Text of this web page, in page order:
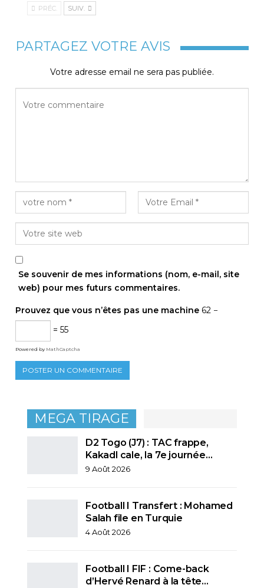
PRÉC. SUIV.
PARTAGEZ VOTRE AVIS
Votre adresse email ne sera pas publiée.
Se souvenir de mes informations (nom, e-mail, site
web) pour mes futurs commentaires.
Prouvez que vous n’êtes pas une machine 62 −
= 55
Powered by MathCaptcha
MEGA TIRAGE
D2 Togo (J7) : TAC frappe,
Kakadl cale, la 7e journée…
9 Août 2026
Football I Transfert : Mohamed
Salah file en Turquie
4 Août 2026
Football I FIF : Come-back
d’Hervé Renard à la tête…